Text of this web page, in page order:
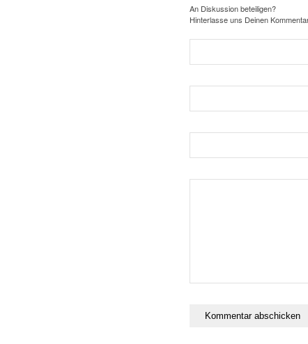
An Diskussion beteiligen?
Hinterlasse uns Deinen